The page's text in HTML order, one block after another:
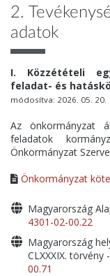
2.
adatok
I. Közzétételi
feladat- és
módosítva: 2026. 05. 20.
Az önkormányzat
feladatok
Önkormányzat
Önkormányzat
Magyarország
4301-02-00.22
Magyarország
CLXXXIX. törvény -
00.71